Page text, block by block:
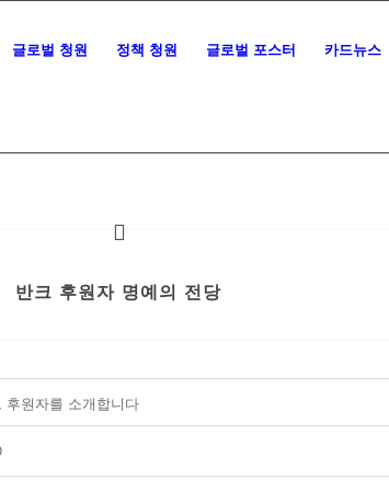
글로벌 청원 정책 청원 글로벌 포스터 카드뉴스
반크 후원자 명예의 전당
후원자를 소개합니다